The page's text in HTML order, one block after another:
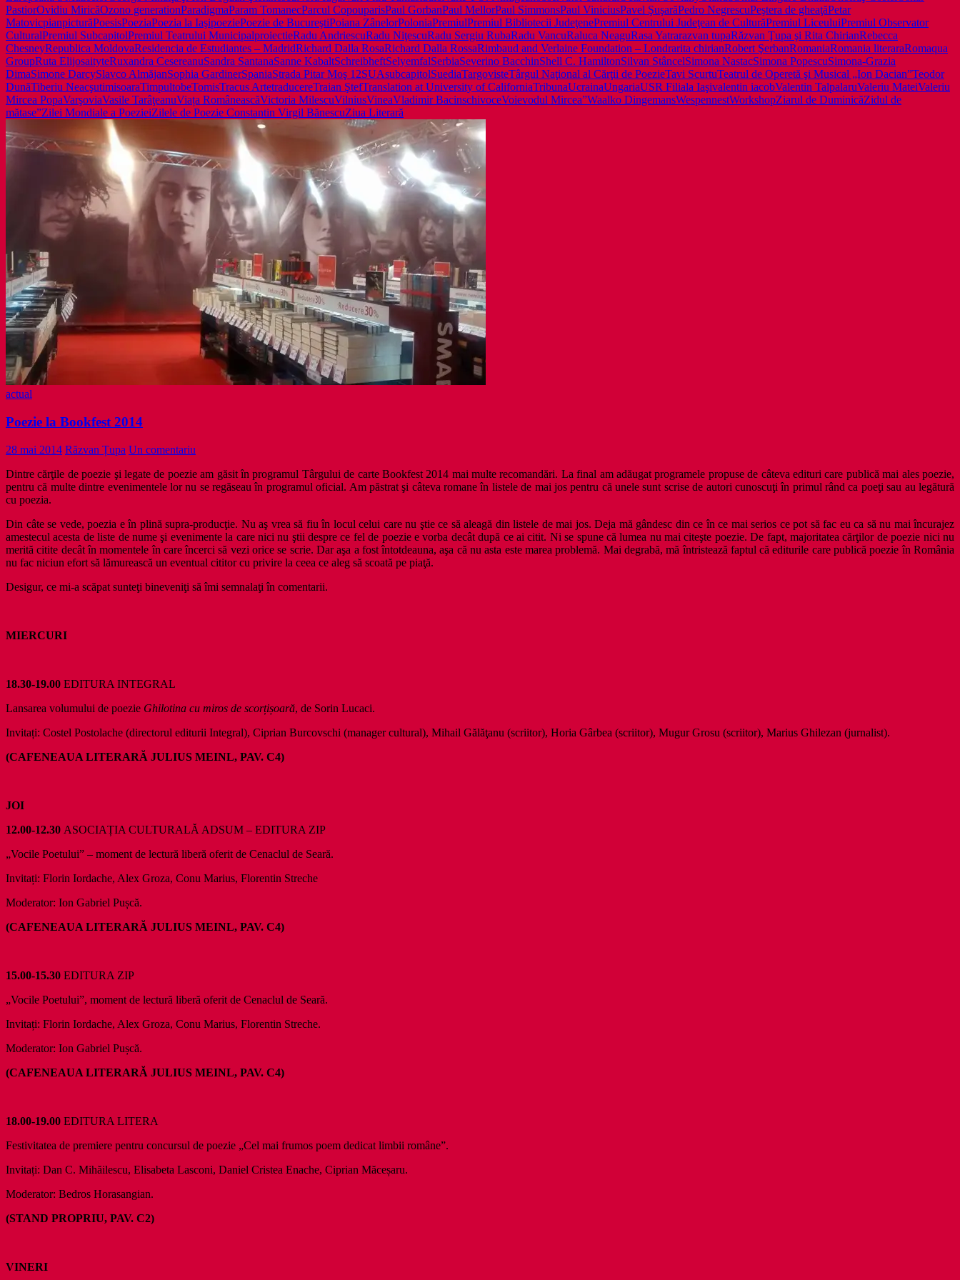
PastiorOvidiu MiricăOzono generationParadigmaParam TomanecParcul CopouparisPaul GorbanPaul MellorPaul SimmonsPaul ViniciusPavel ŞuşarăPedro NegrescuPeştera de gheaţăPetar
MatovicpianpicturăPoesisPoeziaPoezia la IaşipoeziePoezie de BucureştiPoiana ZânelorPoloniaPremiulPremiul Bibliotecii JudeţenePremiul Centrului Judeţean de CulturăPremiul LiceuluiPremiul Observator
CulturalPremiul SubcapitolPremiul Teatrului MunicipalproiectieRadu AndriescuRadu NiţescuRadu Sergiu RubaRadu VancuRaluca NeaguRasa Yatrarazvan tupaRăzvan Ţupa şi Rita ChirianRebecca
ChesneyRepublica MoldovaResidencia de Estudiantes – MadridRichard Dalla RosaRichard Dalla RossaRimbaud and Verlaine Foundation – Londrarita chirianRobert ŞerbanRomaniaRomania literaraRomaqua
GroupRuta ElijosaityteRuxandra CesereanuSandra SantanaSanne KabaltSchreibheftSelyemfalSerbiaSeverino BacchinShell C. HamiltonSilvan StâncelSimona NastacSimona PopescuSimona-Grazia
DimaSimone DarcySlavco AlmăjanSophia GardinerSpaniaStrada Pitar Moş 12SUAsubcapitolSuediaTargovisteTârgul Naţional al Cărţii de PoezieTavi ScurtuTeatrul de Operetă şi Musical „Ion Dacian”Teodor
DunăTiberiu NeacşutimisoaraTimpultobeTomisTracus ArtetraducereTraian ŞtefTranslation at University of CaliforniaTribunaUcrainaUngariaUSR Filiala Iaşivalentin iacobValentin TalpalaruValeriu MateiValeriu
Mircea PopaVarşoviaVasile TarâţeanuViața RomâneascăVictoria MilescuVilniusVineaVladimir BacinschivoceVoievodul Mircea”Waalko DingemansWespennestWorkshopZiarul de DuminicăZidul de
mătase”Zilei Mondiale a PoezieiZilele de Poezie Constantin Virgil BănescuZiua Literară
actual
Poezie la Bookfest 2014
28 mai 2014 Răzvan Țupa Un comentariu
Dintre cărţile de poezie şi legate de poezie am găsit în programul Târgului de carte Bookfest 2014 mai multe recomandări. La final am adăugat programele propuse de câteva edituri care publică mai ales poezie,
pentru că multe dintre evenimentele lor nu se regăseau în programul oficial. Am păstrat şi câteva romane în listele de mai jos pentru că unele sunt scrise de autori cunoscuţi în primul rând ca poeţi sau au legătură
cu poezia.
Din câte se vede, poezia e în plină supra-producţie. Nu aş vrea să fiu în locul celui care nu ştie ce să aleagă din listele de mai jos. Deja mă gândesc din ce în ce mai serios ce pot să fac eu ca să nu mai încurajez
amestecul acesta de liste de nume şi evenimente la care nici nu ştii despre ce fel de poezie e vorba decât după ce ai citit. Ni se spune că lumea nu mai citeşte poezie. De fapt, majoritatea cărţilor de poezie nici nu
merită citite decât în momentele în care încerci să vezi orice se scrie. Dar aşa a fost întotdeauna, aşa că nu asta este marea problemă. Mai degrabă, mă întristează faptul că editurile care publică poezie în România
nu fac niciun efort să lămurească un eventual cititor cu privire la ceea ce aleg să scoată pe piaţă.
Desigur, ce mi-a scăpat sunteţi bineveniţi să îmi semnalaţi în comentarii.
MIERCURI
18.30-19.00 EDITURA INTEGRAL
Lansarea volumului de poezie Ghilotina cu miros de scorțișoară, de Sorin Lucaci.
Invitați: Costel Postolache (directorul editurii Integral), Ciprian Burcovschi (manager cultural), Mihail Gălăţanu (scriitor), Horia Gârbea (scriitor), Mugur Grosu (scriitor), Marius Ghilezan (jurnalist).
(CAFENEAUA LITERARĂ JULIUS MEINL, PAV. C4)
JOI
12.00-12.30 ASOCIAȚIA CULTURALĂ ADSUM – EDITURA ZIP
„Vocile Poetului” – moment de lectură liberă oferit de Cenaclul de Seară.
Invitați: Florin Iordache, Alex Groza, Conu Marius, Florentin Streche
Moderator: Ion Gabriel Pușcă.
(CAFENEAUA LITERARĂ JULIUS MEINL, PAV. C4)
15.00-15.30 EDITURA ZIP
„Vocile Poetului”, moment de lectură liberă oferit de Cenaclul de Seară.
Invitați: Florin Iordache, Alex Groza, Conu Marius, Florentin Streche.
Moderator: Ion Gabriel Pușcă.
(CAFENEAUA LITERARĂ JULIUS MEINL, PAV. C4)
18.00-19.00 EDITURA LITERA
Festivitatea de premiere pentru concursul de poezie „Cel mai frumos poem dedicat limbii române”.
Invitați: Dan C. Mihăilescu, Elisabeta Lasconi, Daniel Cristea Enache, Ciprian Măceșaru.
Moderator: Bedros Horasangian.
(STAND PROPRIU, PAV. C2)
VINERI